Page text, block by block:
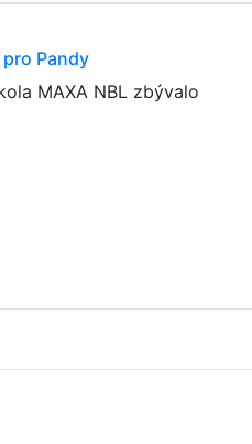
Pandy
MAXA NBL zbývalo